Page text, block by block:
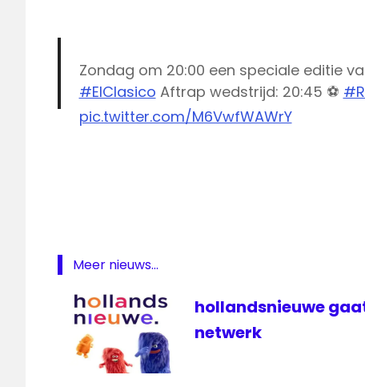
Zondag om 20:00 een speciale editie
#ElClasico Aftrap wedstrijd: 20:45 ⚽️
pic.twitter.com/M6VwfWAWrY
Liga
livestream
El Clasico
Real
Madrid
Meer nieuws...
hollandsnieuwe
netwerk